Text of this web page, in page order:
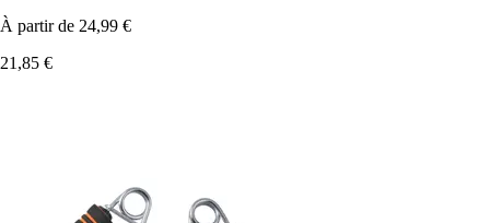
À partir de 24,99 €
21,85 €